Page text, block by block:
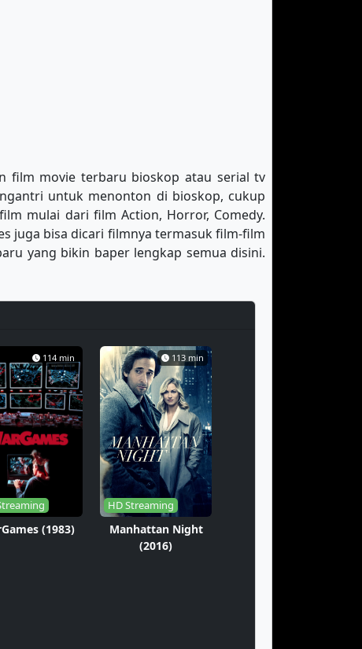
film movie terbaru bioskop atau serial tv
untuk menonton di bioskop, cukup
mulai dari film Action, Horror, Comedy.
juga bisa dicari filmnya termasuk film-film
yang bikin baper lengkap semua disini.
114 min
(1983)
113 min
HD Streaming
Manhattan Night
(2016)